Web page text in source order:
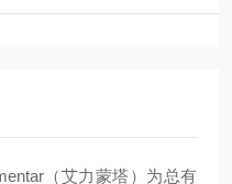
（艾力蒙塔）为总有